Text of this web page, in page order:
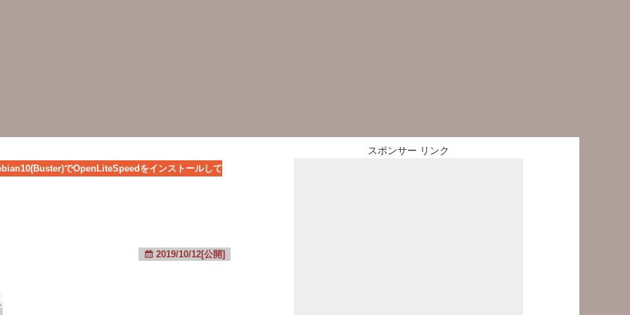
でOpenLiteSpeedをインストールして
2019/10/12[公開]
スポンサー リンク